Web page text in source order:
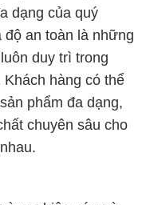
dạng của quý
an toàn là những
duy trì trong
hàng có thể
phẩm đa dạng,
chuyên sâu cho